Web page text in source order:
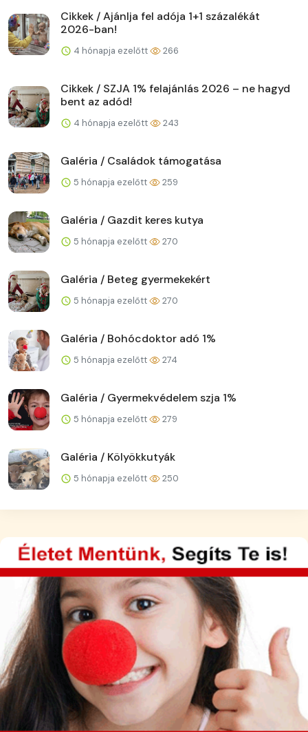
Cikkek / Ajánlja fel adója 1+1 százalékát
2026-ban!
4 hónapja ezelőtt 266
Cikkek / SZJA 1% felajánlás 2026 – ne hagyd
bent az adód!
4 hónapja ezelőtt 243
Galéria / Családok támogatása
5 hónapja ezelőtt 259
Galéria / Gazdit keres kutya
5 hónapja ezelőtt 270
Galéria / Beteg gyermekekért
5 hónapja ezelőtt 270
Galéria / Bohócdoktor adó 1%
5 hónapja ezelőtt 274
Galéria / Gyermekvédelem szja 1%
5 hónapja ezelőtt 279
Galéria / Kölyökkutyák
5 hónapja ezelőtt 250